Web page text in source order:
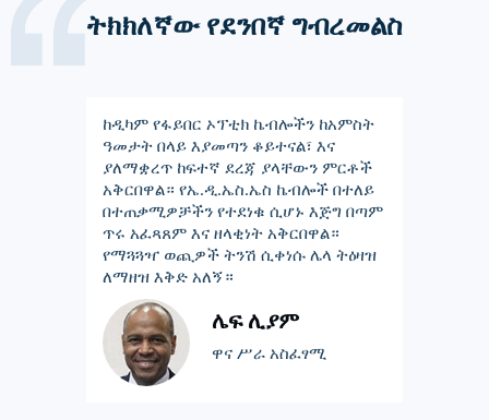
ትክክለኛው የደንበኛ ግብረመልስ
ከዲካም የፋይበር ኦፕቲክ ኬብሎችን ከአምስት
ዓመታት በላይ እያመጣን ቆይተናል፣ እና
ያለማቋረጥ ከፍተኛ ደረጃ ያላቸውን ምርቶች
አቅርበዋል። የኤ.ዲ.ኤስ.ኤስ ኬብሎች በተለይ
በተጠቃሚዎቻችን የተደነቁ ሲሆኑ እጅግ በጣም
ጥሩ አፈጻጸም እና ዘላቂነት አቅርበዋል።
የማጓጓዣ ወጪዎች ትንሽ ሲቀነሱ ሌላ ትዕዛዝ
ለማዘዝ እቅድ አለኝ።
ሌፍ ሊያም
ዋና ሥራ አስፈፃሚ